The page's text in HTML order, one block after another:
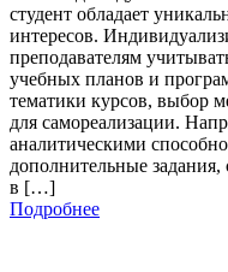
студент обладает
интересов.
преподавателям
учебных планов и
тематики курсов, выбор
для самореализации.
аналитическими
дополнительные
в […]
Подробнее